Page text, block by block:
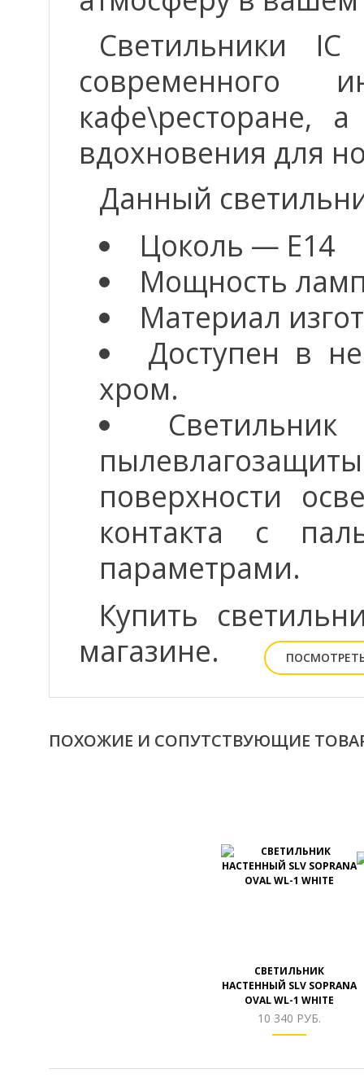
Светильники
современного
кафе\ресторане,
вдохновения для
Данный
Цоколь — E14
Мощность
Материал
Доступен в
хром.
поверхности
контакта с
параметрами.
Купить
магазине.
ПОХОЖИЕ И СОПУТСТВУЮЩИЕ
СВЕТИЛЬНИК
НАСТЕННЫЙ SLV SOPRANA
OVAL WL-1 WHITE
10 340 РУБ.